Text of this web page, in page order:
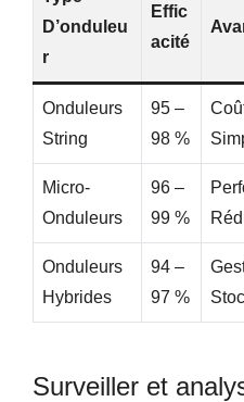
D’onduleu
R
Effic
Acité
Onduleurs
String
95 –
98 %
Micro-
Onduleurs
96 –
99 %
Onduleurs
Hybrides
94 –
97 %
Surveiller et